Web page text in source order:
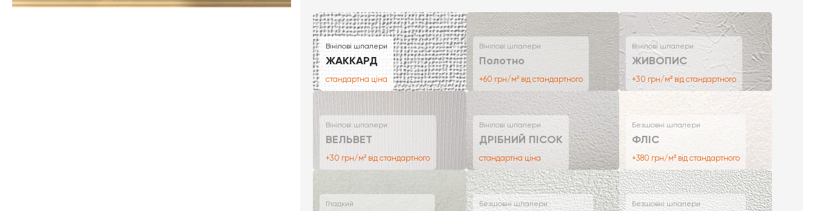
Вінілові шпалери
ЖАККАРД
стандартна ціна
Вінілові шпалери
Полотно
+60 грн/м² від стандартного
Вінілові шпалери
ЖИВОПИС
+30 грн/м² від стандартного
Вінілові шпалери
ВЕЛЬВЕТ
+30 грн/м² від стандартного
Вінілові шпалери
ДРІБНИЙ ПІСОК
стандартна ціна
Безшовні шпалери
ФЛІС
+380 грн/м² від стандартного
Гладкий Безшовні шпалери Безшовні шпалери